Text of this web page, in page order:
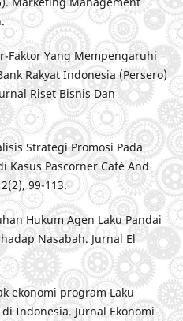
Faktor Yang Mempengaruhi
Rakyat Indonesia (Persero)
Riset Bisnis Dan
Strategi Promosi Pada
Kasus Pascorner Café And
99-113.
Hukum Agen Laku Pandai
Nasabah. Jurnal El
ekonomi program Laku
Indonesia. Jurnal Ekonomi